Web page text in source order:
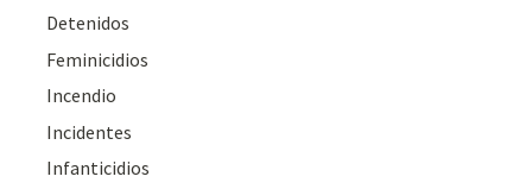
Detenidos
Feminicidios
Incendio
Incidentes
Infanticidios